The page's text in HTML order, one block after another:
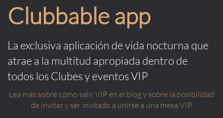
Clubbable app
La exclusiva aplicación de vida nocturna que
atrae a la multitud apropiada dentro de
todos los Clubes y eventos VIP
Lea más sobre cómo salir VIP en el blog y sobre la posibilidad
de invitar y ser invitado a unirse a una mesa VIP.